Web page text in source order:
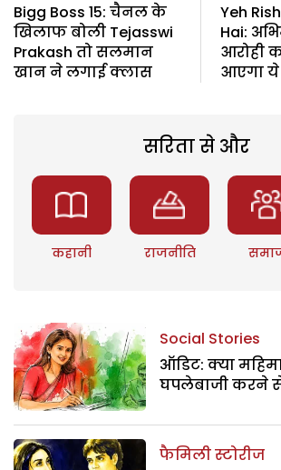
Bigg Boss 15: चैनल के
खिलाफ बोली Tejasswi
Prakash तो सलमान
खान ने लगाई क्लास
Yeh
Hai:
आरोही
आएगा ये
सरिता से और
कहानी राजनीति
Social Stories
ऑडिट: क्या
घपलेबाजी करने
फैमिली स्टोरीज